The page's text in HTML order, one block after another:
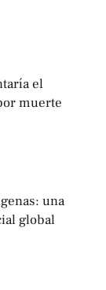
el
muerte
una
global